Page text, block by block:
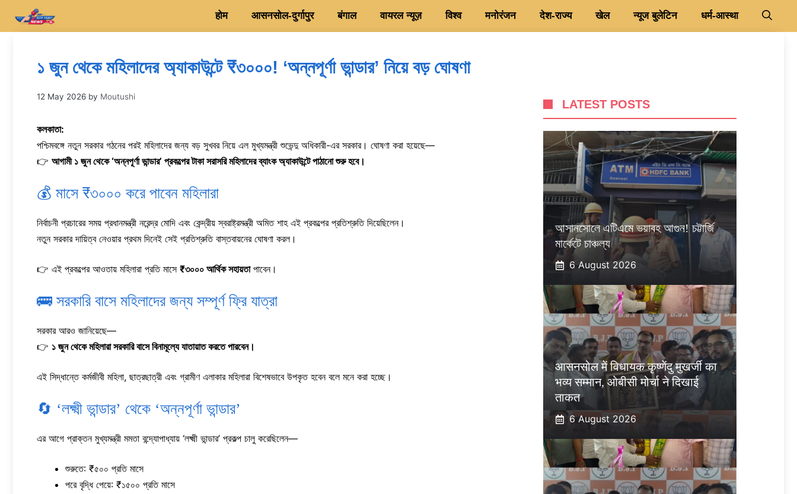
होम आसनसोल-दुर्गापुर बंगाल वायरल न्यूज़ विश्व मनोरंजन देश-राज्य खेल न्यूज बुलेटिन धर्म-आस्था
১ জুন থেকে মহিলাদের অ্যাকাউন্টে ₹৩০০০! ‘অন্নপূর্ণা ভান্ডার’ নিয়ে বড় ঘোষণা
12 May 2026 by Moutushi
কলকাতা:
পশ্চিমবঙ্গে নতুন সরকার গঠনের পরই মহিলাদের জন্য বড় সুখবর নিয়ে এল মুখ্যমন্ত্রী শুভেন্দু অধিকারী-এর সরকার। ঘোষণা করা হয়েছে—
👉 আগামী ১ জুন থেকে ‘অন্নপূর্ণা ভান্ডার’ প্রকল্পের টাকা সরাসরি মহিলাদের ব্যাংক অ্যাকাউন্টে পাঠানো শুরু হবে।
💰 মাসে ₹৩০০০ করে পাবেন মহিলারা
নির্বাচনী প্রচারের সময় প্রধানমন্ত্রী নরেন্দ্র মোদি এবং কেন্দ্রীয় স্বরাষ্ট্রমন্ত্রী অমিত শাহ এই প্রকল্পের প্রতিশ্রুতি দিয়েছিলেন।
নতুন সরকার দায়িত্ব নেওয়ার প্রথম দিনেই সেই প্রতিশ্রুতি বাস্তবায়নের ঘোষণা করল।
👉 এই প্রকল্পের আওতায় মহিলারা প্রতি মাসে ₹৩০০০ আর্থিক সহায়তাপাবেন।
🚌 সরকারি বাসে মহিলাদের জন্য সম্পূর্ণ ফ্রি যাত্রা
সরকার আরও জানিয়েছে—
👉 ১ জুন থেকে মহিলারা সরকারি বাসে বিনামূল্যে যাতায়াত করতে পারবেন।
এই সিদ্ধান্তে কর্মজীবী মহিলা, ছাত্রছাত্রী এবং গ্রামীণ এলাকার মহিলারা বিশেষভাবে উপকৃত হবেন বলে মনে করা হচ্ছে।
🔄 ‘লক্ষ্মী ভান্ডার’ থেকে ‘অন্নপূর্ণা ভান্ডার’
এর আগে প্রাক্তন মুখ্যমন্ত্রী মমতা বন্দ্যোপাধ্যায় ‘লক্ষ্মী ভান্ডার’ প্রকল্প চালু করেছিলেন—
শুরুতে: ₹৫০০ প্রতি মাসে
পরে বৃদ্ধি পেয়ে: ₹১৫০০ প্রতি মাসে
LATEST POSTS
আসানসোলে এটিএমে ভয়াবহ আগুন! চট্টার্জি
মার্কেটে চাঞ্চল্য
6 August 2026
आसनसोल में विधायक कृष्णेंदु मुखर्जी का
भव्य सम्मान, ओबीसी मोर्चा ने दिखाई
ताकत
6 August 2026